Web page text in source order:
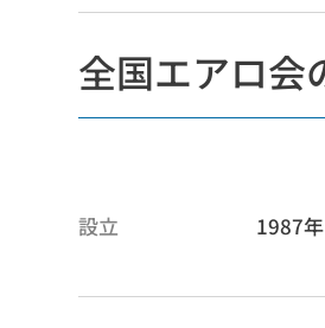
全国エアロ会
設立 1987